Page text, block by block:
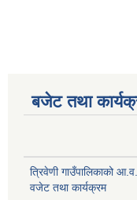
बजेट तथा
त्रिवेणी गाउँपालिकाको
वजेट तथा कार्यक्रम